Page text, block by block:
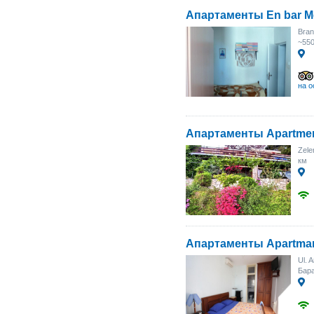
Апартаменты En bar
на
Апартаменты
км
Апартаменты
Ul.